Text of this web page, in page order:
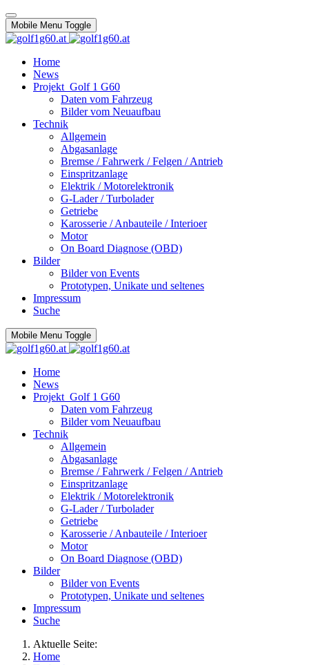
Mobile Menu Toggle
Home
News
Projekt_Golf 1 G60
Daten vom Fahrzeug
Bilder vom Neuaufbau
Technik
Allgemein
Abgasanlage
Bremse / Fahrwerk / Felgen / Antrieb
Einspritzanlage
Elektrik / Motorelektronik
G-Lader / Turbolader
Getriebe
Karosserie / Anbauteile / Interioer
Motor
On Board Diagnose (OBD)
Bilder
Bilder von Events
Prototypen, Unikate und seltenes
Impressum
Suche
Mobile Menu Toggle
Home
News
Projekt_Golf 1 G60
Daten vom Fahrzeug
Bilder vom Neuaufbau
Technik
Allgemein
Abgasanlage
Bremse / Fahrwerk / Felgen / Antrieb
Einspritzanlage
Elektrik / Motorelektronik
G-Lader / Turbolader
Getriebe
Karosserie / Anbauteile / Interioer
Motor
On Board Diagnose (OBD)
Bilder
Bilder von Events
Prototypen, Unikate und seltenes
Impressum
Suche
Aktuelle Seite:
Home